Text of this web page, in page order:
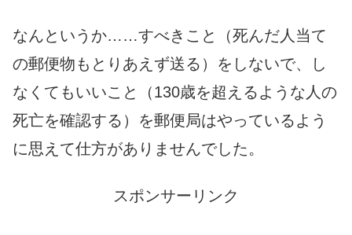
なんというか……すべきこと（死んだ人当て
の郵便物もとりあえず送る）をしないで、し
なくてもいいこと（130歳を超えるような人の
死亡を確認する）を郵便局はやっているよう
に思えて仕方がありませんでした。
スポンサーリンク